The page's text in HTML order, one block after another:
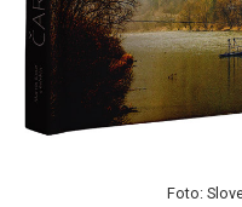
Foto: